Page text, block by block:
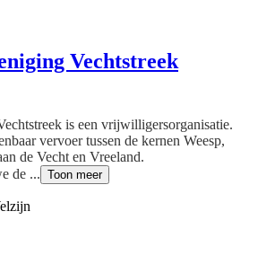
Vechtstreek
is een vrijwilligersorganisatie.
vervoer tussen de kernen Weesp,
de Vecht en Vreeland.
de ... Toon meer